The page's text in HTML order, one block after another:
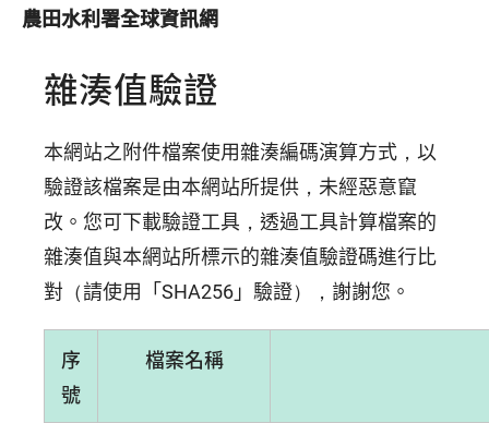
農田水利署全球資訊網
雜湊值驗證
本網站之附件檔案使用雜湊編碼演算方式，以
驗證該檔案是由本網站所提供，未經惡意竄
改。您可下載驗證工具，透過工具計算檔案的
雜湊值與本網站所標示的雜湊值驗證碼進行比
對（請使用「SHA256」驗證），謝謝您。
序
號
檔案名稱